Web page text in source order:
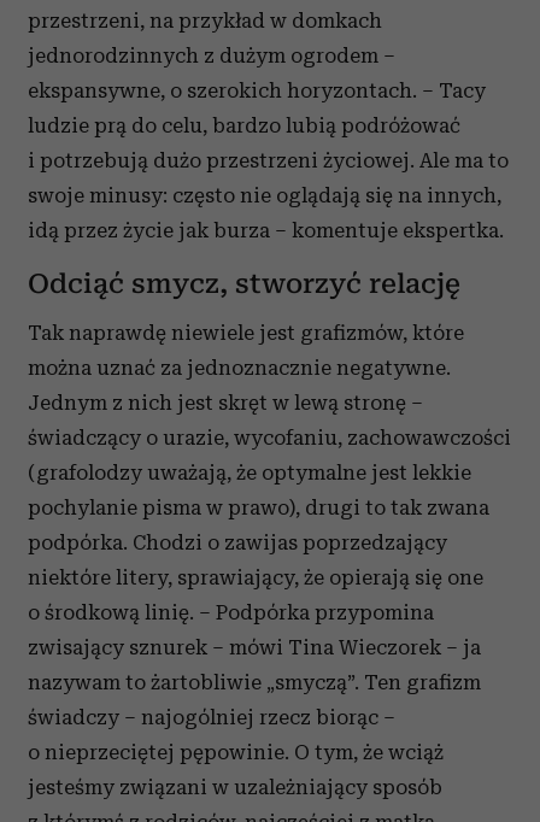
przestrzeni, na przykład w domkach
jednorodzinnych z dużym ogrodem –
ekspansywne, o szerokich horyzontach. – Tacy
ludzie prą do celu, bardzo lubią podróżować
i potrzebują dużo przestrzeni życiowej. Ale ma to
swoje minusy: często nie oglądają się na innych,
idą przez życie jak burza – komentuje ekspertka.
Odciąć smycz, stworzyć relację
Tak naprawdę niewiele jest grafizmów, które
można uznać za jednoznacznie negatywne.
Jednym z nich jest skręt w lewą stronę –
świadczący o urazie, wycofaniu, zachowawczości
(grafolodzy uważają, że optymalne jest lekkie
pochylanie pisma w prawo), drugi to tak zwana
podpórka. Chodzi o zawijas poprzedzający
niektóre litery, sprawiający, że opierają się one
o środkową linię. – Podpórka przypomina
zwisający sznurek – mówi Tina Wieczorek – ja
nazywam to żartobliwie „smyczą”. Ten grafizm
świadczy – najogólniej rzecz biorąc –
o nieprzeciętej pępowinie. O tym, że wciąż
jesteśmy związani w uzależniający sposób